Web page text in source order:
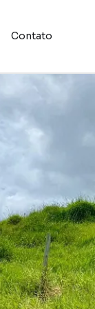
Contato